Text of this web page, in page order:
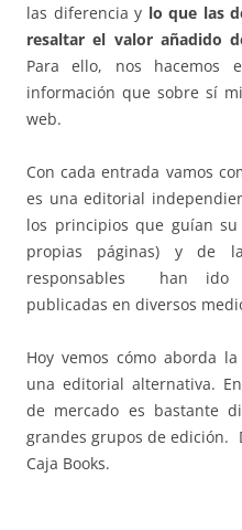
las diferencia y lo que las
resaltar el valor añadido
Para ello, nos hacemos
información que sobre sí
web.
Con cada entrada vamos
es una editorial
los principios que guían su
propias páginas) y
responsables han ido
publicadas en diversos
Hoy vemos cómo aborda
una editorial alternativa.
de mercado es bastante
grandes grupos de edición.
Caja Books.